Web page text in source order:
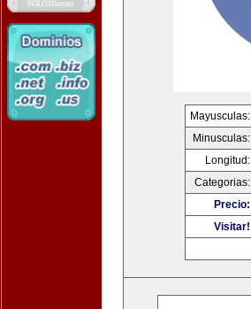
Mayusculas:
Minusculas:
Longitud:
Categorias:
Precio:
Visitar!